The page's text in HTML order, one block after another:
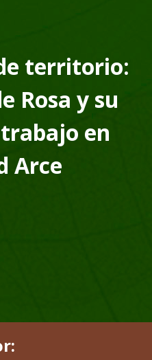
territorio:
Rosa y su
en
Arce